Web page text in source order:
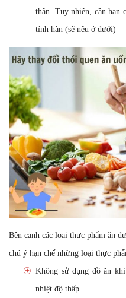
thân. Tuy nhiên, cần hạn
tính hàn (sẽ nêu ở dưới)
Bên cạnh các loại thực phẩm ăn
chú ý hạn chế những loại thực
Không sử dụng đồ ăn
nhiệt độ thấp